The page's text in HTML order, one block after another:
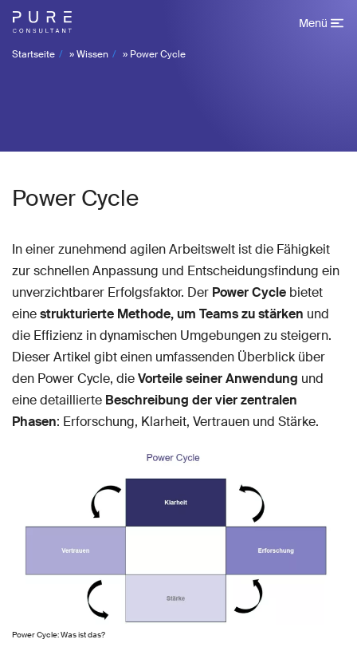
Menü
Startseite »Wissen » Power Cycle
Power Cycle
In einer zunehmend agilen Arbeitswelt ist die Fähigkeit
zur schnellen Anpassung und Entscheidungsfindung ein
unverzichtbarer Erfolgsfaktor. Der Power Cycle bietet
einestrukturierte Methode, um Teams zu stärken und
die Effizienz in dynamischen Umgebungen zu steigern.
Dieser Artikel gibt einen umfassenden Überblick über
den Power Cycle, dieVorteile seiner Anwendung und
eine detaillierte Beschreibung der vier zentralen
Phasen: Erforschung, Klarheit, Vertrauen und Stärke.
Power Cycle: Was ist das?